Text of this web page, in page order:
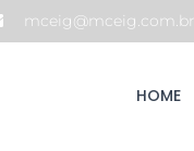
mceig@mceig.com.br
HOME